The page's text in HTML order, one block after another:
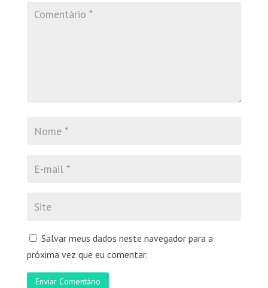
Salvar meus dados neste navegador para a
próxima vez que eu comentar.
Enviar Comentário